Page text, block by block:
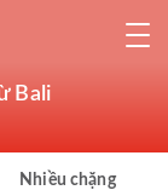
Bali
Nhiều chặng